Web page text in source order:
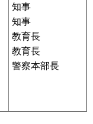
知事
知事
教育長
教育長
警察本部長